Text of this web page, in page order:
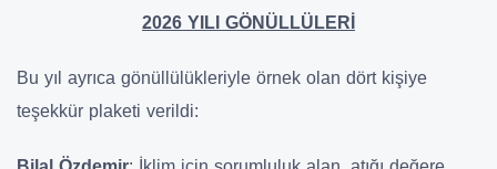
2026 YILI GÖNÜLLÜLERİ
Bu yıl ayrıca gönüllülükleriyle örnek olan dört kişiye
teşekkür plaketi verildi: